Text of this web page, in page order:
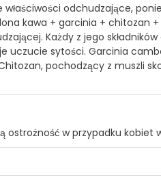
odchudzające,
kawa + garcinia +
Każdy z jego
sytości. Garcinia
pochodzący z muszli
ostrożność w przypadku kobiet